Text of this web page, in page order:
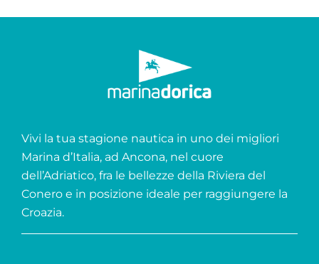
Vivi la tua stagione nautica in uno dei migliori
Marina d’Italia, ad Ancona, nel cuore
dell’Adriatico, fra le bellezze della Riviera del
Conero e in posizione ideale per raggiungere la
Croazia.